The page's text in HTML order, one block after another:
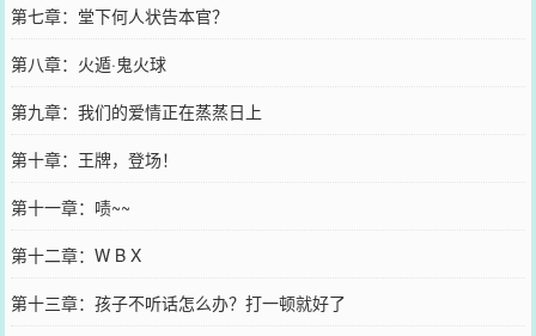
第七章：堂下何人状告本官？
第八章：火遁·鬼火球
第九章：我们的爱情正在蒸蒸日上
第十章：王牌，登场！
第十一章：啧~~
第十二章：W B X
第十三章：孩子不听话怎么办？打一顿就好了